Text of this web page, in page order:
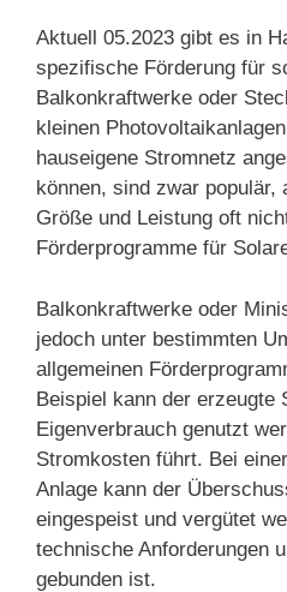
Aktuell 05.2023 gibt es in
spezifische Förderung für
Balkonkraftwerke oder
kleinen
hauseigene Stromnetz
können, sind zwar populär,
Größe und Leistung oft
Förderprogramme für
Balkonkraftwerke oder
jedoch unter bestimmten
allgemeinen
Beispiel kann der erzeugte
Eigenverbrauch genutzt
Stromkosten führt. Bei
Anlage kann der
eingespeist und vergütet
technische Anforderungen
gebunden ist.